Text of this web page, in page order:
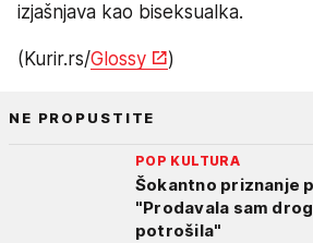
izjašnjava kao biseksualka.
(Kurir.rs/Glossy )
NE PROPUSTITE
POP KULTURA
Šokantno priznanje
"Prodavala sam
potrošila"